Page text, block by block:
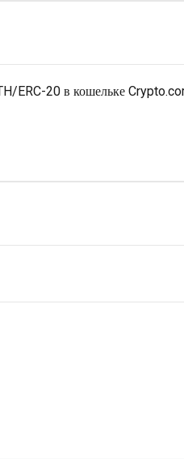
ERC-20 в кошельке